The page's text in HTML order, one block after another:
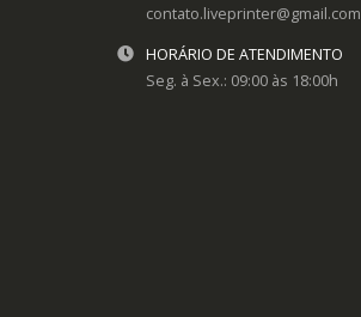
contato.liveprinter@gmail.com
HORÁRIO DE ATENDIMENTO
Seg. à Sex.: 09:00 às 18:00h